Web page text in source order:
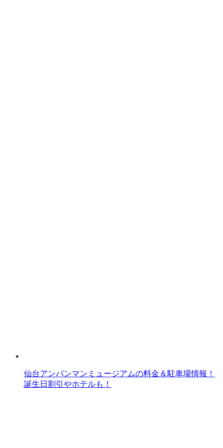
仙台アンパンマンミュージアムの料金＆駐車場情報！
誕生日割引やホテルも！